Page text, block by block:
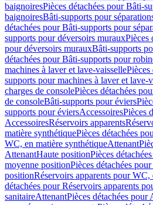
baignoiresPièces détachées pour Bâti-
baignoiresBâti-supports pour
détachées pour Bâti-supports pour
supports pour déversoirs murauxPièces
pour déversoirs murauxBâti-supports
détachées pour Bâti-supports pour
machines à laver et lave-vaissellePièces
supports pour machines à laver et lave-
charges de consolePièces détachées
de consoleBâti-supports pour éviers
supports pour éviersAccessoiresPièces
AccessoiresRéservoirs apparents
matière synthétiquePièces détachées
WC, en matière synthétiqueAttenant
AttenantHaute positionPièces
moyenne positionPièces détachées
positionRéservoirs apparents pour WC,
détachées pour Réservoirs apparents
sanitaireAttenantPièces détachées pour